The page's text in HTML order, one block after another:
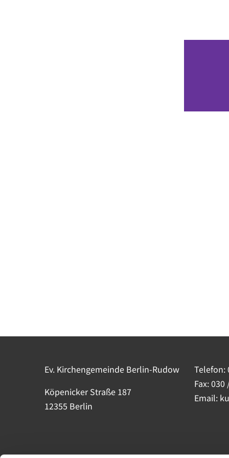
Ev. Kirchengemeinde Berlin-Rudow
Köpenicker Straße 187
12355 Berlin
Telefon:
Fax: 030
Email: